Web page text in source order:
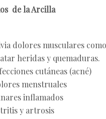
de la Arcilla
dolores musculares
heridas y quemaduras.
cutáneas (acné)
menstruales
inflamados
y artrosis